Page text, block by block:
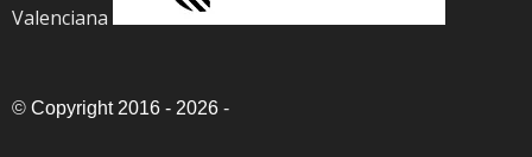
Valenciana
© Copyright 2016 - 2026 -